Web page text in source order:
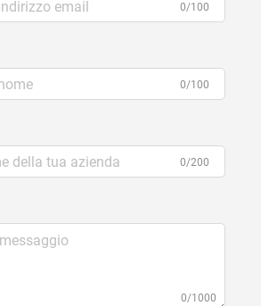
0/100
0/100
0/200
0/1000